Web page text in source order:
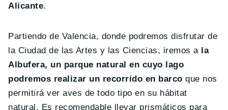
Alicante.
Partiendo de Valencia, donde podremos disfrutar de
la Ciudad de las Artes y las Ciencias, iremos a la
Albufera, un parque natural en cuyo lago
podremos realizar un recorrido en barco que nos
permitirá ver aves de todo tipo en su hábitat
natural. Es recomendable llevar prismáticos para